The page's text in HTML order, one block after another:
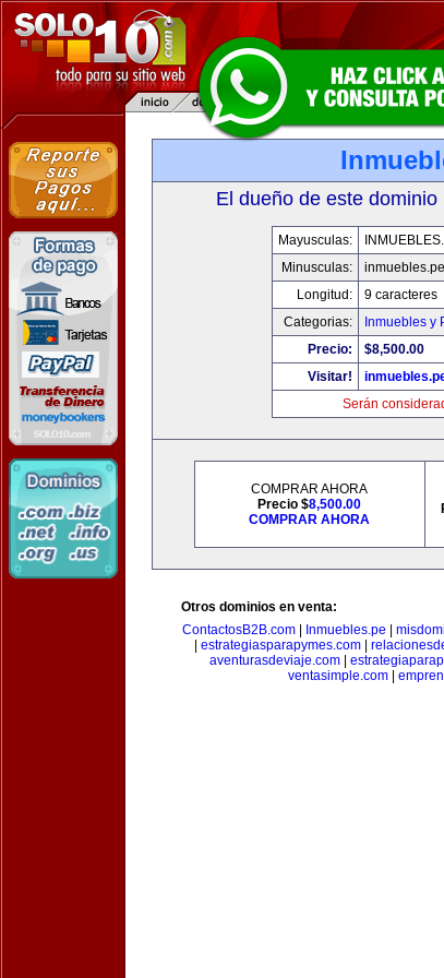
El dueño de este
Mayusculas:
Minusculas:
inmuebles.pe
Longitud:
9 caracteres
Categorias:
Inmuebles y
Precio:
$8,500.00
Visitar!
Serán
COMPRAR AHORA
Precio $8,500.00
COMPRAR AHORA
Otros dominios en venta:
ContactosB2B.com
Inmuebles.pe
estrategiasparapymes.com
aventurasdeviaje.com|
ventasimple.com|